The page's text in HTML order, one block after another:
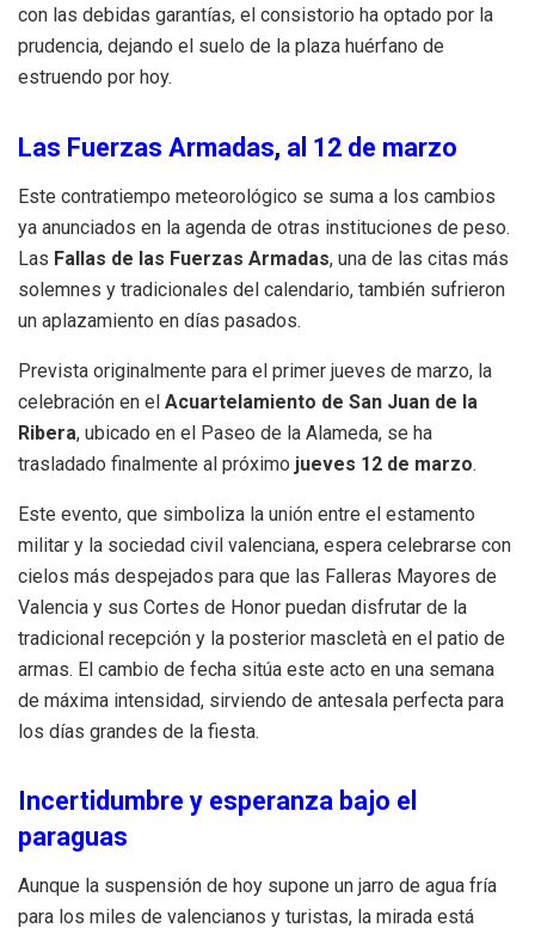
con las debidas garantías, el consistorio ha optado por la
prudencia, dejando el suelo de la plaza huérfano de
estruendo por hoy.
Las Fuerzas Armadas, al 12 de marzo
Este contratiempo meteorológico se suma a los cambios
ya anunciados en la agenda de otras instituciones de peso.
Las Fallas de las Fuerzas Armadas, una de las citas más
solemnes y tradicionales del calendario, también sufrieron
un aplazamiento en días pasados.
Prevista originalmente para el primer jueves de marzo, la
celebración en el Acuartelamiento de San Juan de la
Ribera, ubicado en el Paseo de la Alameda, se ha
trasladado finalmente al próximo jueves 12 de marzo.
Este evento, que simboliza la unión entre el estamento
militar y la sociedad civil valenciana, espera celebrarse con
cielos más despejados para que las Falleras Mayores de
Valencia y sus Cortes de Honor puedan disfrutar de la
tradicional recepción y la posterior mascletà en el patio de
armas. El cambio de fecha sitúa este acto en una semana
de máxima intensidad, sirviendo de antesala perfecta para
los días grandes de la fiesta.
Incertidumbre y esperanza bajo el
paraguas
Aunque la suspensión de hoy supone un jarro de agua fría
para los miles de valencianos y turistas, la mirada está